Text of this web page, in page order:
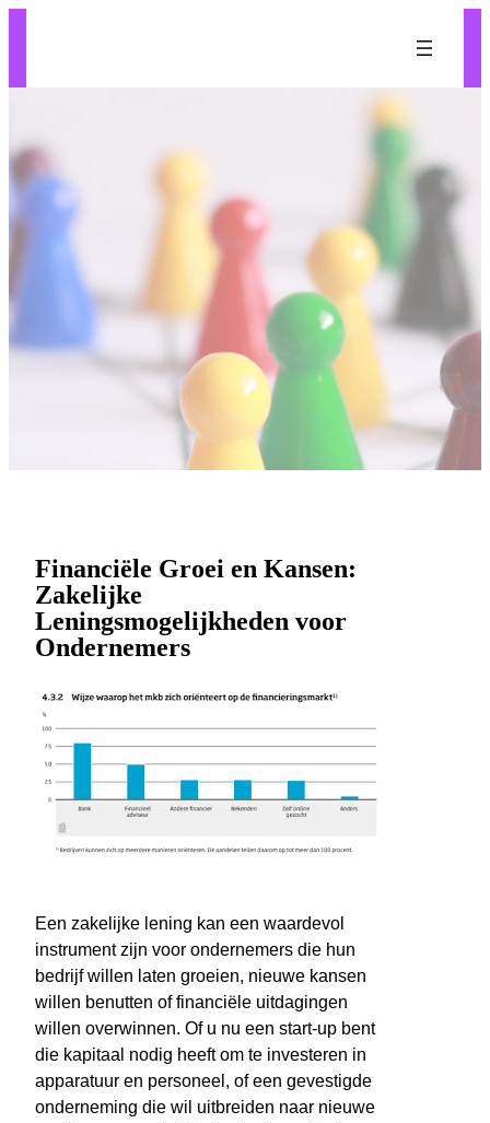
Financiële Groei en Kansen:
Zakelijke
Leningsmogelijkheden voor
Ondernemers
Een zakelijke lening kan een waardevol
instrument zijn voor ondernemers die hun
bedrijf willen laten groeien, nieuwe kansen
willen benutten of financiële uitdagingen
willen overwinnen. Of u nu een start-up bent
die kapitaal nodig heeft om te investeren in
apparatuur en personeel, of een gevestigde
onderneming die wil uitbreiden naar nieuwe